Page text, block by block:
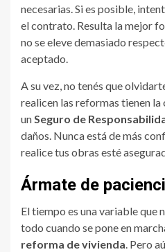
necesarias. Si es posible,
el contrato. Resulta la mejor
no se eleve demasiado
aceptado.
A su vez, no tenés que
realicen las reformas tienen
unSeguro de
daños. Nunca está de más
realice tus obras esté
Ármate de
El tiempo es una variable que
todo cuando se pone en
reforma de vivienda. Pero